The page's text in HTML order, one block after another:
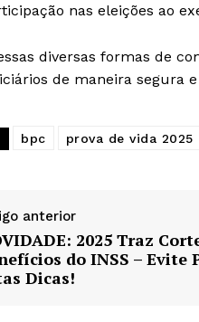
nas eleições ao
diversas formas de
de maneira segura
bpc prova de vida 2025
anterior
2025 Traz
do INSS – Evite
Dicas!